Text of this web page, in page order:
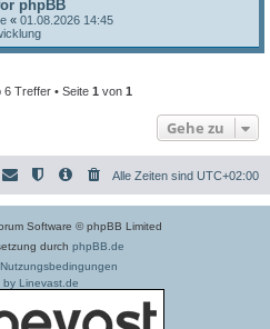
phpBB
« 01.08.2026 14:45
6 Treffer • Seite 1 von 1
Gehe zu
Alle Zeiten sind UTC+02:00
Software © phpBB Limited
durch phpBB.de
Nutzungsbedingungen
by Linevast.de